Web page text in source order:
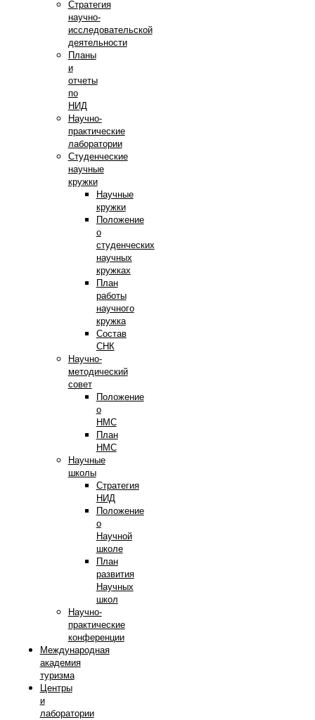
Стратегия
научно-
исследовательской
деятельности
Планы
и
отчеты
по
НИД
Научно-
практические
лаборатории
Студенческие
научные
кружки
Научные
кружки
Положение
о
студенческих
научных
кружках
План
работы
научного
кружка
Состав
СНК
Научно-
методический
совет
Положение
о
НМС
План
НМС
Научные
школы
Стратегия
НИД
Положение
о
Научной
школе
План
развития
Научных
школ
Научно-
практические
конференции
Международная
академия
туризма
Центры
и
лаборатории